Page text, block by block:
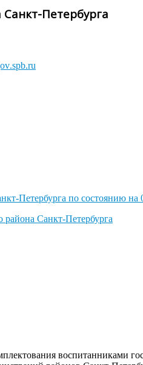
Петербурга
.spb.ru
Петербурга по состоянию на
Санкт-Петербурга
воспитанниками